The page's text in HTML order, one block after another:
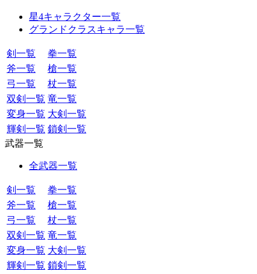
星4キャラクター一覧
グランドクラスキャラ一覧
剣一覧
拳一覧
斧一覧
槍一覧
弓一覧
杖一覧
双剣一覧 竜一覧
変身一覧 大剣一覧
輝剣一覧 鎖剣一覧
武器一覧
全武器一覧
剣一覧
拳一覧
斧一覧
槍一覧
弓一覧
杖一覧
双剣一覧 竜一覧
変身一覧 大剣一覧
輝剣一覧 鎖剣一覧